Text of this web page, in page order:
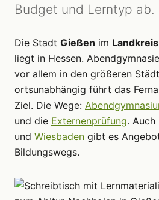
Budget und Lerntyp ab.
Die Stadt Gießen im
liegt in Hessen.
vor allem in den größeren
ortsunabhängig führt das
Ziel. Die Wege:
und die Externenprüfung. Auch
und Wiesbaden gibt es
Bildungswegs.